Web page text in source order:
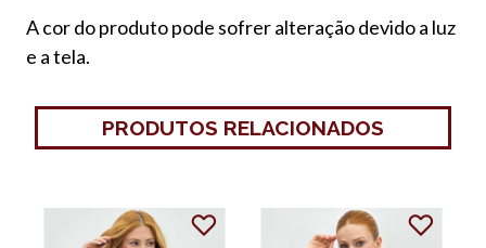
A cor do produto pode sofrer alteração devido a luz
e a tela.
PRODUTOS RELACIONADOS